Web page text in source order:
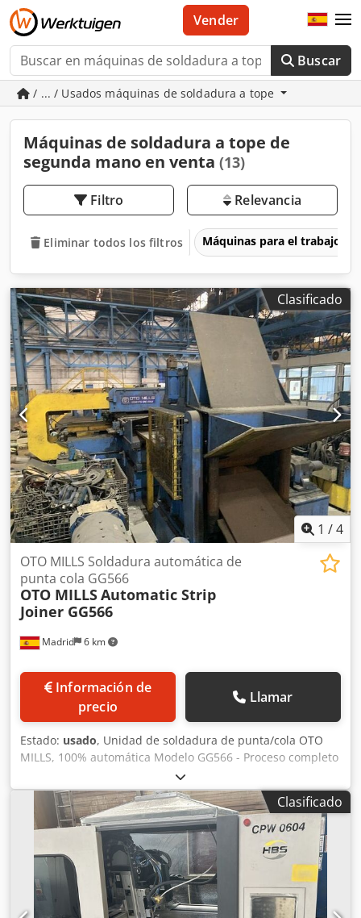
Buscar
Vender
/ ... / Usados máquinas de soldadura a tope
Máquinas de soldadura a tope de
segunda mano en venta (13)
Filtro Relevancia
Eliminar todos los filtros Máquinas para el trabajo
Clasificado
1 /4
Madrid 6 km
OTO MILLS Soldadura automática de
punta cola GG566
OTO MILLSAutomatic Strip
Joiner GG566
Información de
precio
Llamar
Estado: usado, Unidad de soldadura de punta/cola OTO
MILLS, 100% automática Modelo GG566 - Proceso completo
de unión y soldadura automática - Mesa de salida de tiras
con encoder - Pinch-roll motorizado de salida de banda
OTO Mills Credpfxjymatve Apcef Unidad de soldadura de
punta/cola 100% automática: GG566
Clasificado